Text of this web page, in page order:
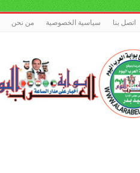
اتصل بنا سياسية الخصوصية من نحن